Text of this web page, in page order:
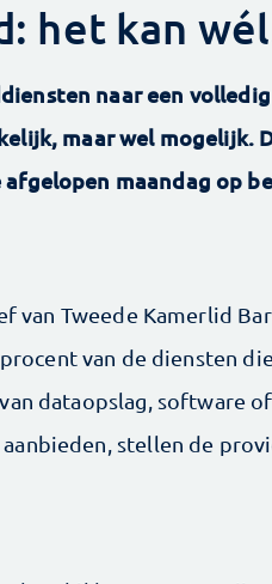
het kan
naar een volledig
maar wel mogelijk.
maandag op
van Tweede Kamerlid
procent van de diensten die
dataopslag, software
stellen de